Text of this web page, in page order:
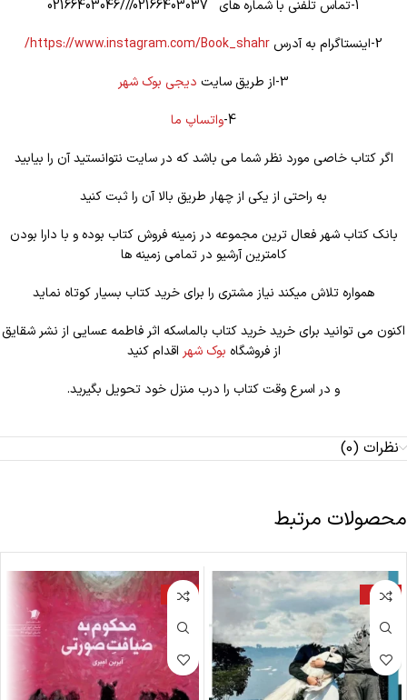
1-تماس تلفنی با شماره های 02166403037///02166403046
2-اینستاگرام به آدرس
https://www.instagram.com/Book_shahr/
3-از طریق سایت
دیجی بوک شهر
4- واتساپ ما
اگر کتاب خاصی مورد نظر شما می باشد که در سایت نتوانستید آن را بیابید
به راحتی از یکی از چهار طریق بالا آن را ثبت کنید
بانک کتاب شهر فعال ترین مجموعه در زمینه فروش کتاب بوده و با دارا بودن
کامترین آرشیو در تمامی زمینه ها
همواره تلاش میکند نیاز مشتری را برای خرید کتاب بسیار کوتاه نماید
اکنون می توانید برای خرید خرید کتاب بالماسکه اثر فاطمه عسایی از نشر شقایق
از فروشگاه بوک شهر اقدام کنید
و در اسرع وقت کتاب را درب منزل خود تحویل بگیرید.
نظرات (0)
محصولات مرتبط
-22%
-17%